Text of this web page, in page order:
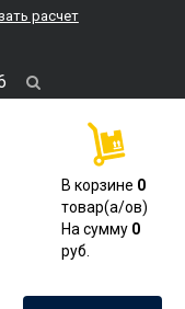
расчет
В корзине 0
товар(a/ов)
На сумму 0
руб.